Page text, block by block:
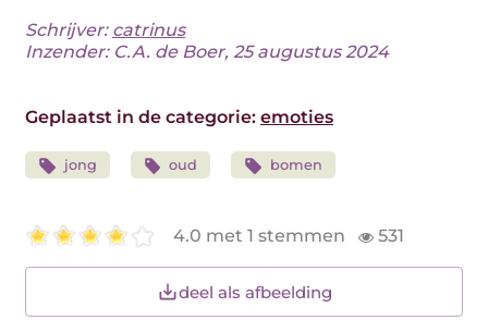
Schrijver: catrinus
Inzender: C.A. de Boer, 25 augustus 2024
Geplaatst in de categorie: emoties
jong oud bomen
4.0 met 1 stemmen 531
deel als afbeelding